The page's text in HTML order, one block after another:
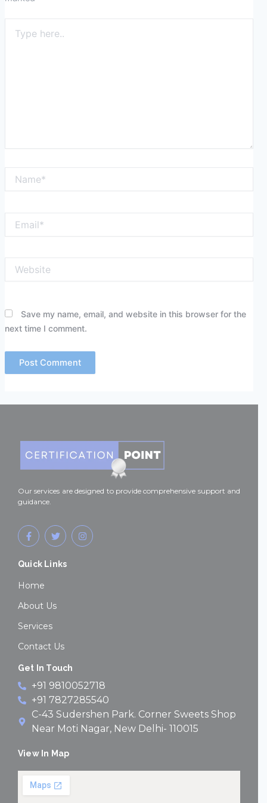
here..
Save my name, email, and website in this browser for the
next time I comment.
Our services are designed to provide comprehensive support and
guidance.
F
a
c
b
o
k
f
T
w
i
t
I
n
s
Quick Links
Home
About Us
Services
Contact Us
Get In Touch
+91 9810052718
+91 7827285540
C-43 Sudershen Park. Corner Sweets Shop
Near Moti Nagar, New Delhi- 110015
View In Map